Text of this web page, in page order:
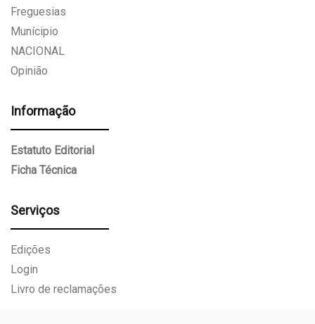
Freguesias
Munícipio
NACIONAL
Opinião
Informação
Estatuto Editorial
Ficha Técnica
Serviços
Edições
Login
Livro de reclamações